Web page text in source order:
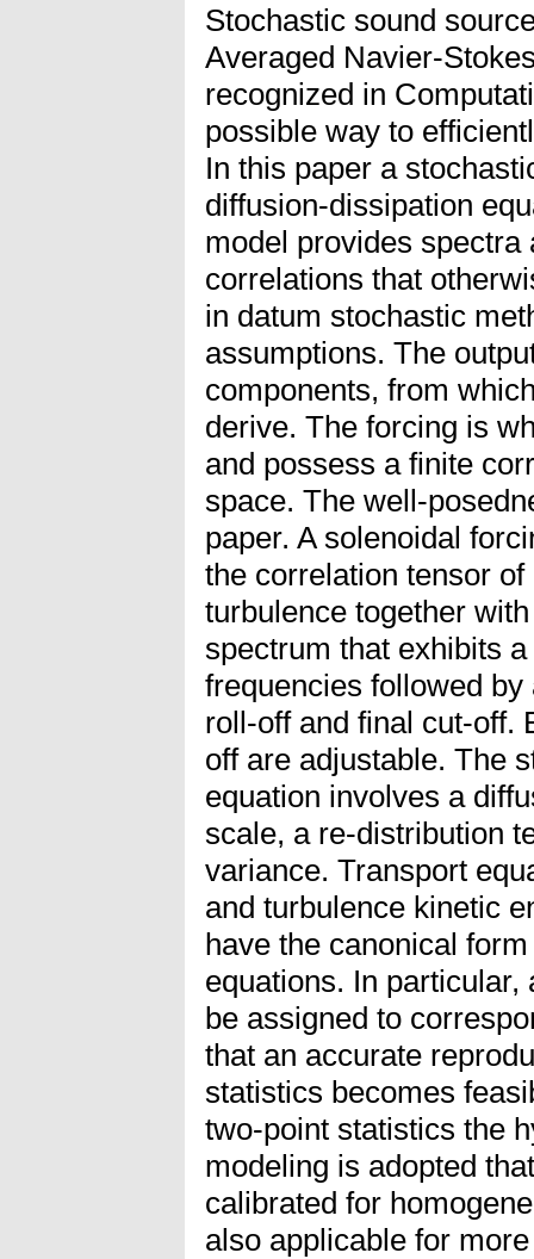
Stochastic sound
Averaged Navier-
recognized in
possible way to
In this paper a
diffusion-dissipation
model provides
correlations that
in datum stochastic
assumptions. The
components, from
derive. The forcing is
and possess a finite
space. The well-
paper. A solenoidal
the correlation tensor
turbulence together
spectrum that exhibits
frequencies followed
roll-off and final cut-off.
off are adjustable. The
equation involves a
scale, a re-distribution
variance. Transport
and turbulence kinetic
have the canonical
equations. In
be assigned to
that an accurate
statistics becomes
two-point statistics the
modeling is adopted
calibrated for
also applicable for